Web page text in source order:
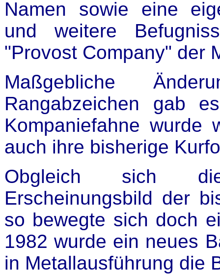
Namen sowie eine
und weitere
"Provost Company" der
Maßgebliche
Rangabzeichen gab
Kompaniefahne wurde
auch ihre bisherige
Obgleich sich
Erscheinungsbild der
so bewegte sich doch
1982 wurde ein neues
in Metallausführung die